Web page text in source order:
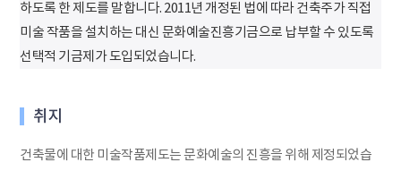
하도록 한 제도를 말합니다. 2011년 개정된 법에 따라 건축주가 직접
미술 작품을 설치하는 대신 문화예술진흥기금으로 납부할 수 있도록
선택적 기금제가 도입되었습니다.
취지
건축물에 대한 미술작품제도는 문화예술의 진흥을 위해 제정되었습